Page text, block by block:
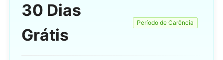
30 Dias
Grátis
Período de Carência